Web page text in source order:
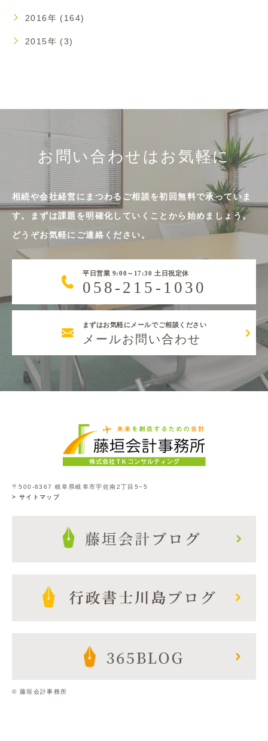
2016年 (164)
2015年 (3)
お問い合わせはお気軽に
相続や会社経営にまつわるご相談を初回無料で承っていま
す。まずは課題を明確化していくことから始めましょう。
どうぞお気軽にご連絡ください。
平日営業 9:00～17:30 土日祝定休
058-215-1030
まずはお気軽にメールでご相談ください
メールお問い合わせ
〒500-8367 岐阜県岐阜市宇佐南2丁目5−5
> サイトマップ
© 藤垣会計事務所